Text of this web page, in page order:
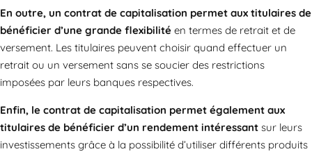
En outre, un contrat de capitalisation permet aux titulaires de
bénéficier d’une grande flexibilité en termes de retrait et de
versement. Les titulaires peuvent choisir quand effectuer un
retrait ou un versement sans se soucier des restrictions
imposées par leurs banques respectives.
Enfin, le contrat de capitalisation permet également aux
titulaires de bénéficier d’un rendement intéressant sur leurs
investissements grâce à la possibilité d’utiliser différents produits